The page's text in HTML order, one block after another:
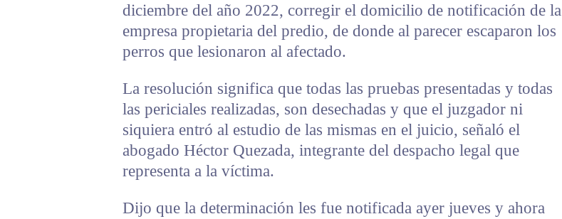
diciembre del año 2022, corregir el domicilio de notificación de la
empresa propietaria del predio, de donde al parecer escaparon los
perros que lesionaron al afectado.
La resolución significa que todas las pruebas presentadas y todas
las periciales realizadas, son desechadas y que el juzgador ni
siquiera entró al estudio de las mismas en el juicio, señaló el
abogado Héctor Quezada, integrante del despacho legal que
representa a la víctima.
Dijo que la determinación les fue notificada ayer jueves y ahora